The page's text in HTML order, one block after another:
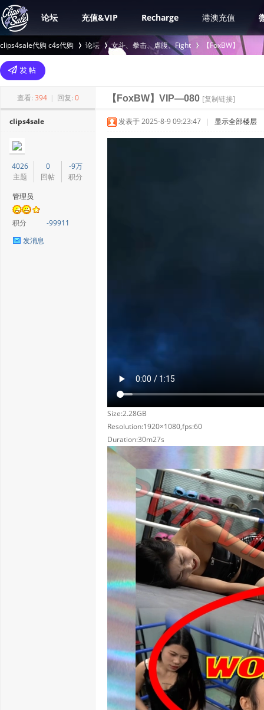
论坛 充值&VIP Recharge 港澳充值
clips4sale代购 c4s代购
>
论坛 女斗、拳击、虐腹、Fight
›
【FoxBW】
查看: 394 | 回复: 0 【FoxBW】VIP—080 [复制链接]
clips4sale
4026
主题
0
回帖
-9万
积分
管理员
积分
-99911
发消息
发表于 2025-8-9 09:23:47 | 显示全部楼层
Size:2.28GB
Resolution:1920×1080,fps:60
Duration:30m27s